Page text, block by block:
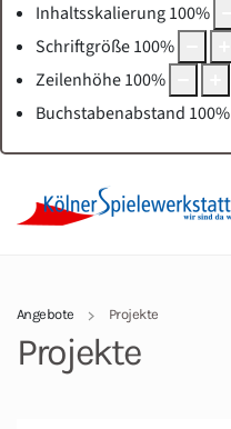
Inhaltsskalierung100%
Schriftgröße100%
Zeilenhöhe100%
Buchstabenabstand 100%
Angebote Projekte
Projekte